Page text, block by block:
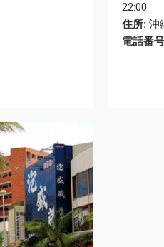
22:00
住所: 沖
電話番